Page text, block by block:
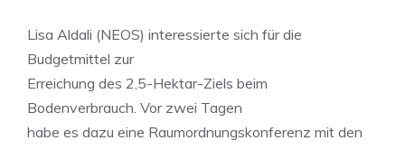
Lisa Aldali (NEOS) interessierte sich für die
Budgetmittel zur
Erreichung des 2,5-Hektar-Ziels beim
Bodenverbrauch. Vor zwei Tagen
habe es dazu eine Raumordnungskonferenz mit den